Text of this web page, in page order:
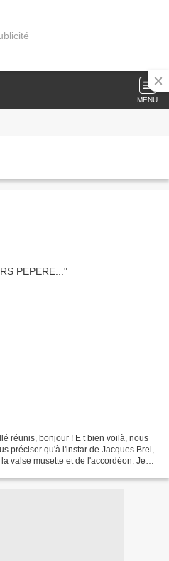
MENU
réunis, bonjour ! E t bien voilà, nous
préciser qu'à l'instar de Jacques Brel,
valse musette et de l'accordéon. Je